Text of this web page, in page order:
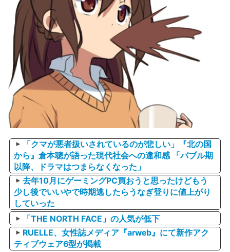
「クマが悪者扱いされているのが悲しい」『北の国
から』倉本聰が語った現代社会への違和感 「バブル期
以降、ドラマはつまらなくなった」
去年10月にゲーミングPC買おうと思ったけどもう
少し後でいいやで時期逃したらうなぎ登りに値上がり
していった
「THE NORTH FACE」の人気が低下
RUELLE、女性誌メディア『arweb』にて新作アク
ティブウェア6型が掲載